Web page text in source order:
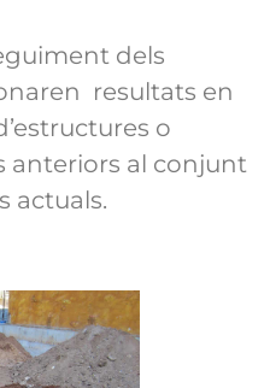
dels
resultats en
o
anteriors al conjunt
actuals.